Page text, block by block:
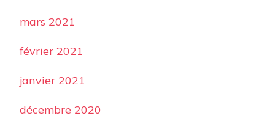
mars 2021
février 2021
janvier 2021
décembre 2020